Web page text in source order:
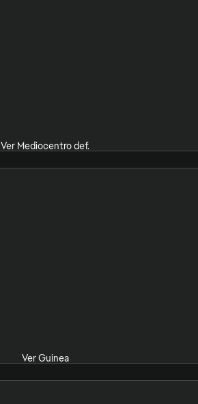
Ver Mediocentro def.
Ver Guinea